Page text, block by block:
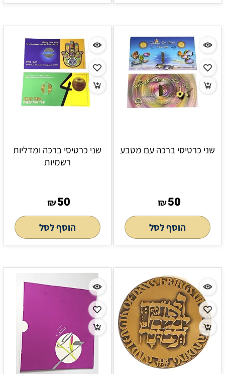
שני כרטיסי ברכה עם מטבע
₪50
הוסף לסל
שני כרטיסי ברכה ומדליות
רשמיות
₪50
הוסף לסל